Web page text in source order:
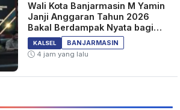
Wali Kota Banjarmasin M Yamin
Janji Anggaran Tahun 2026
Bakal Berdampak Nyata bagi
Masyarakat&nbsp;
KALSEL
BANJARMASIN
4 jam yang lalu